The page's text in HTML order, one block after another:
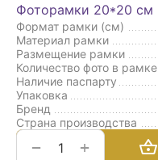
Фоторамки 20*20 см
Формат рамки (см)
Материал рамки
Размещение рамки
Количество фото в рамке
Наличие паспарту
Упаковка
Бренд
Страна производства
+
−